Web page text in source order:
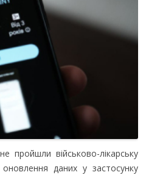
пройшли військово-лікарську
даних у застосунку